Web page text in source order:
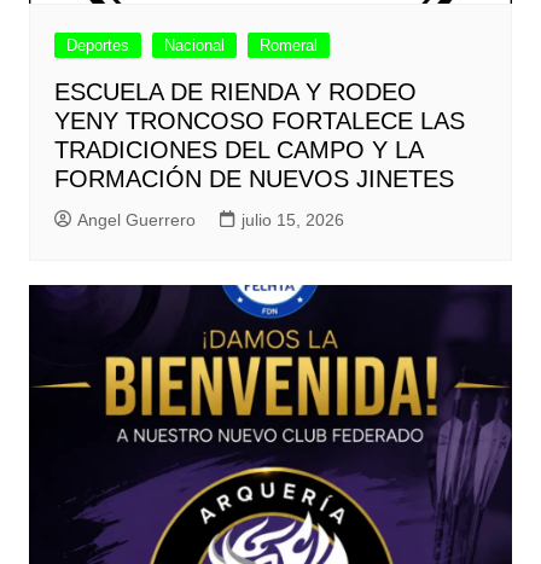
Deportes Nacional Romeral
ESCUELA DE RIENDA Y RODEO
YENY TRONCOSO FORTALECE LAS
TRADICIONES DEL CAMPO Y LA
FORMACIÓN DE NUEVOS JINETES
Angel Guerrero julio 15, 2026